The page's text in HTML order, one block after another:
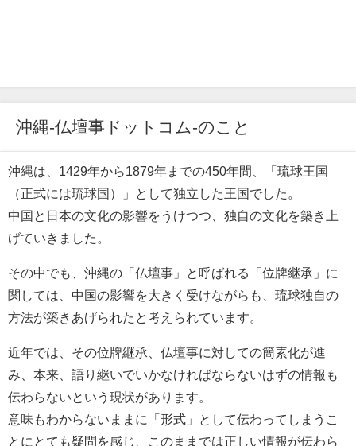
沖縄-仏壇事ドットコム-のこと
沖縄は、1429年から1879年までの450年間、「琉球王国
（正式には琉球国）」として独立した王国でした。
中国と日本の文化の影響をうけつつ、独自の文化を築き上
げていきました。
その中でも、沖縄の「仏壇事」と呼ばれる「位牌継承」に
関しては、中国の影響を大きく受けながらも、琉球独自の
方法が築きあげられたと考えられています。
近年では、その位牌継承、仏壇事に対しての簡素化が進
み、本来、語り継いでいかなければならないはずの情報も
伝わらないという現状があります。
意味もわからないままに「形式」として伝わってしまうこ
とにとても疑問を感じ、このままでは正しい情報が伝わら